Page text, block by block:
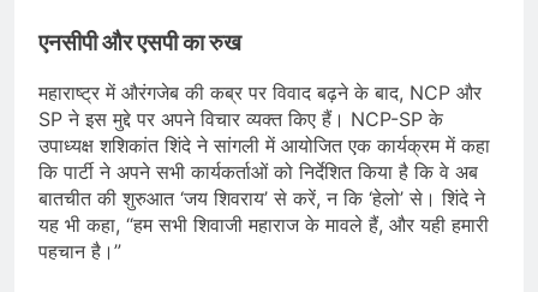
एनसीपी और एसपी का रुख
महाराष्ट्र में औरंगजेब की कब्र पर विवाद बढ़ने के बाद, NCP और
SP ने इस मुद्दे पर अपने विचार व्यक्त किए हैं। NCP-SP के
उपाध्यक्ष शशिकांत शिंदे ने सांगली में आयोजित एक कार्यक्रम में कहा
कि पार्टी ने अपने सभी कार्यकर्ताओं को निर्देशित किया है कि वे अब
बातचीत की शुरुआत ‘जय शिवराय’ से करें, न कि ‘हेलो’ से। शिंदे ने
यह भी कहा, “हम सभी शिवाजी महाराज के मावले हैं, और यही हमारी
पहचान है।”